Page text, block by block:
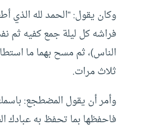
وكان يقول: “الحمد لله الذي
فراشه كل ليلة جمع كفيه ثم
الناس)، ثم مسح بهما ما
ثلاث مرات.
وأمر أن يقول المضطجع:
فاحفظها بما تحفظ به عبادك